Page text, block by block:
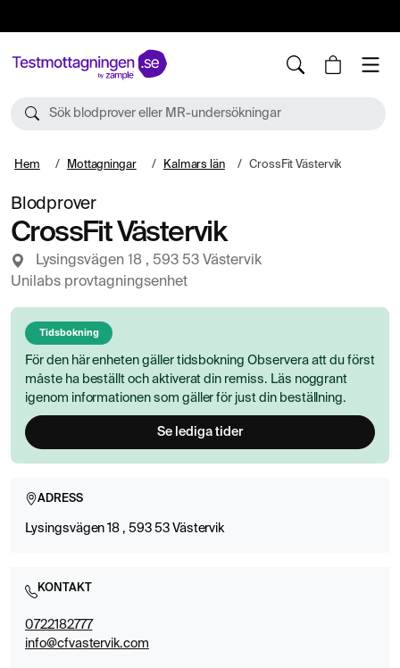
Sök blodprover eller MR-undersökningar
Hem Mottagningar Kalmars län CrossFit Västervik
Blodprover
CrossFit Västervik
Lysingsvägen 18 , 593 53 Västervik
Unilabs provtagningsenhet
Tidsbokning
För den här enheten gäller tidsbokning Observera att du först
måste ha beställt och aktiverat din remiss. Läs noggrant
igenom informationen som gäller för just din beställning.
Se lediga tider
ADRESS
Lysingsvägen 18 , 593 53 Västervik
KONTAKT
0722182777
info@cfvastervik.com